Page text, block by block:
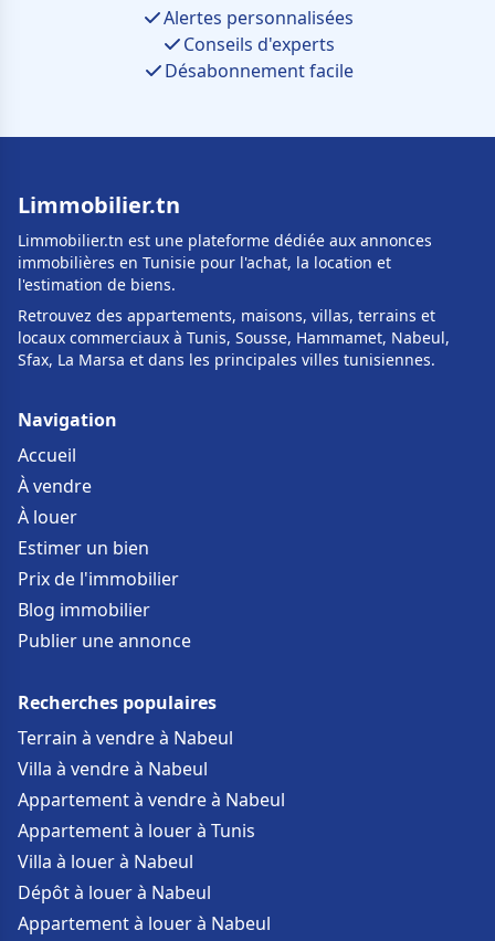
Alertes personnalisées
Conseils d'experts
Désabonnement facile
Limmobilier.tn
Limmobilier.tn est une plateforme dédiée aux annonces
immobilières en Tunisie pour l'achat, la location et
l'estimation de biens.
Retrouvez des appartements, maisons, villas, terrains et
locaux commerciaux à Tunis, Sousse, Hammamet, Nabeul,
Sfax, La Marsa et dans les principales villes tunisiennes.
Navigation
Accueil
À vendre
À louer
Estimer un bien
Prix de l'immobilier
Blog immobilier
Publier une annonce
Recherches populaires
Terrain à vendre à Nabeul
Villa à vendre à Nabeul
Appartement à vendre à Nabeul
Appartement à louer à Tunis
Villa à louer à Nabeul
Dépôt à louer à Nabeul
Appartement à louer à Nabeul